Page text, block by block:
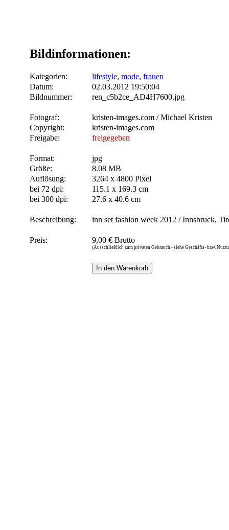
Bildinformationen:
Kategorien: lifestyle, mode, frauen
Datum:
02.03.2012 19:50:04
Bildnummer:
ren_c5b2ce_AD4H7600.jpg
Fotograf:
kristen-images.com / Michael Kristen
Copyright:
kristen-images.com
Freigabe:
freigegeben
Format:
jpg
Größe:
8.08 MB
Auflösung:
3264 x 4800 Pixel
bei 72 dpi:
115.1 x 169.3 cm
bei 300 dpi:
27.6 x 40.6 cm
Beschreibung: inn set fashion week 2012 / Innsbruck,
Preis: 9,00 € Brutto
(Ausschließlich zum privaten Gebrauch - siehe Geschäfts- bzw.